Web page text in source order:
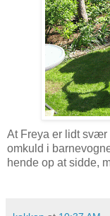
At Freya er lidt svær
omkuld i
hende op at sidde,